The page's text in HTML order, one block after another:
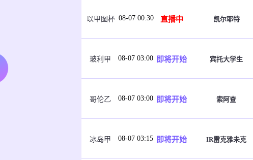
以甲图杯 08-07 00:30 直播中 凯尔耶特
玻利甲 08-07 03:00 即将开始 宾托大学生
哥伦乙 08-07 03:00 即将开始 索阿查
冰岛甲 08-07 03:15 即将开始 IR雷克雅未克